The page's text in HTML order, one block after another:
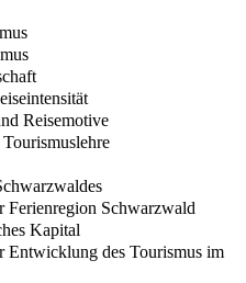
Reisemotive
Ferienregion Schwarzwald
Kapital
Entwicklung des Tourismus im